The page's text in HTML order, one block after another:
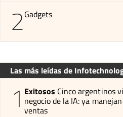
2Gadgets
Las más leídas de
1 Exitosos Cinco argentinos
negocio de la IA: ya
ventas